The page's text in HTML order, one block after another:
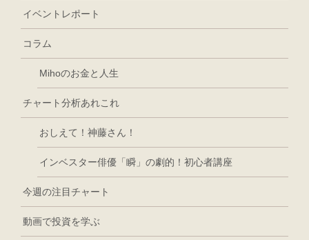
イベントレポート
コラム
Mihoのお金と人生
チャート分析あれこれ
おしえて！神藤さん！
インベスター俳優「瞬」の劇的！初心者講座
今週の注目チャート
動画で投資を学ぶ